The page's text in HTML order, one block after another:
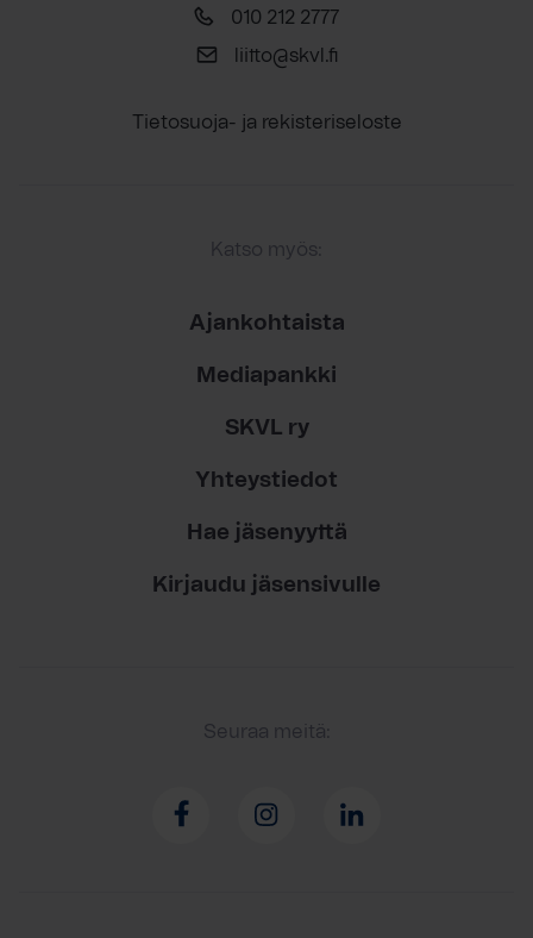
010 212 2777
liitto@skvl.fi
Tietosuoja- ja rekisteriseloste
Katso myös:
Ajankohtaista
Mediapankki
SKVL ry
Yhteystiedot
Hae jäsenyyttä
Kirjaudu jäsensivulle
Seuraa meitä: